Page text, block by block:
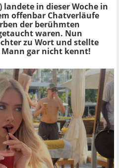
landete in dieser Woche in
offenbar Chatverläufe
der berühmten
waren. Nun
zu Wort und stellte
Mann gar nicht kennt!